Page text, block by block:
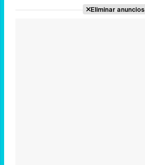
Eliminar anuncios